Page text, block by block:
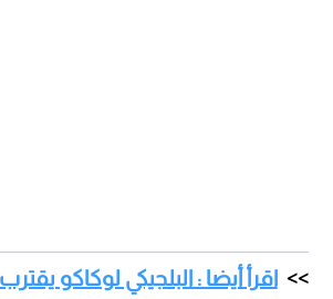
اقرأ أيضا : البلجيكي لوكاكو